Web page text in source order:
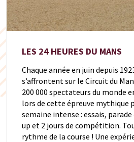
LES 24 HEURES DU MANS
Chaque année en juin depuis
s’affrontent sur le Circuit du
200 000 spectateurs du monde
lors de cette épreuve mythique
semaine intense : essais,
up et 2 jours de compétition.
rythme de la course ! Une